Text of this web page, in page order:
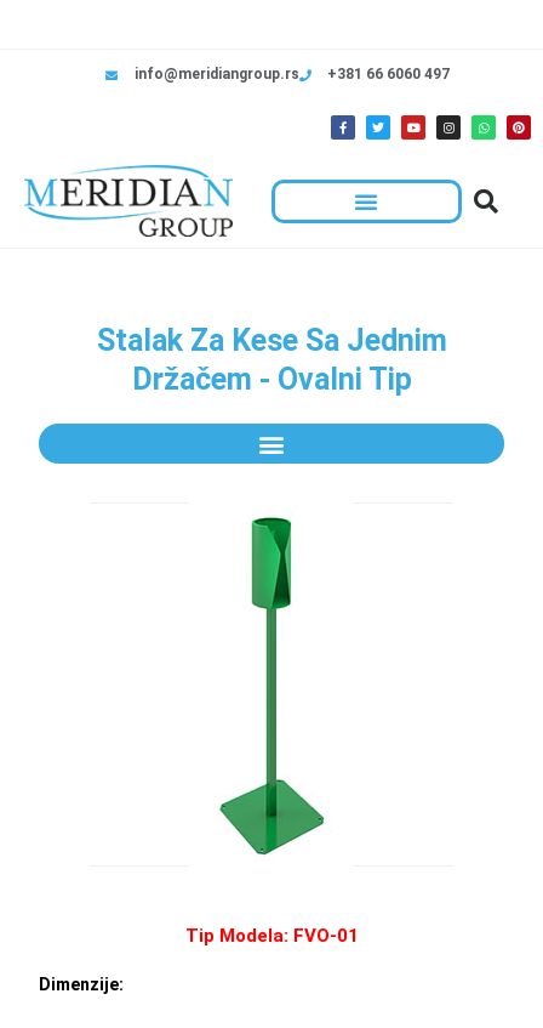
info@meridiangroup.rs +381 66 6060 497
Stalak Za Kese Sa Jednim
Držačem - Ovalni Tip
Tip Modela: FVO-01
Dimenzije: